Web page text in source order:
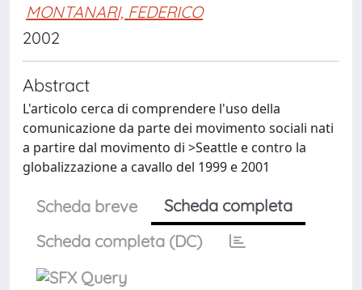
MONTANARI, FEDERICO
2002
Abstract
L'articolo cerca di comprendere l'uso della
comunicazione da parte dei movimento sociali nati
a partire dal movimento di >Seattle e contro la
globalizzazione a cavallo del 1999 e 2001
Scheda breve
Scheda completa
Scheda completa (DC)